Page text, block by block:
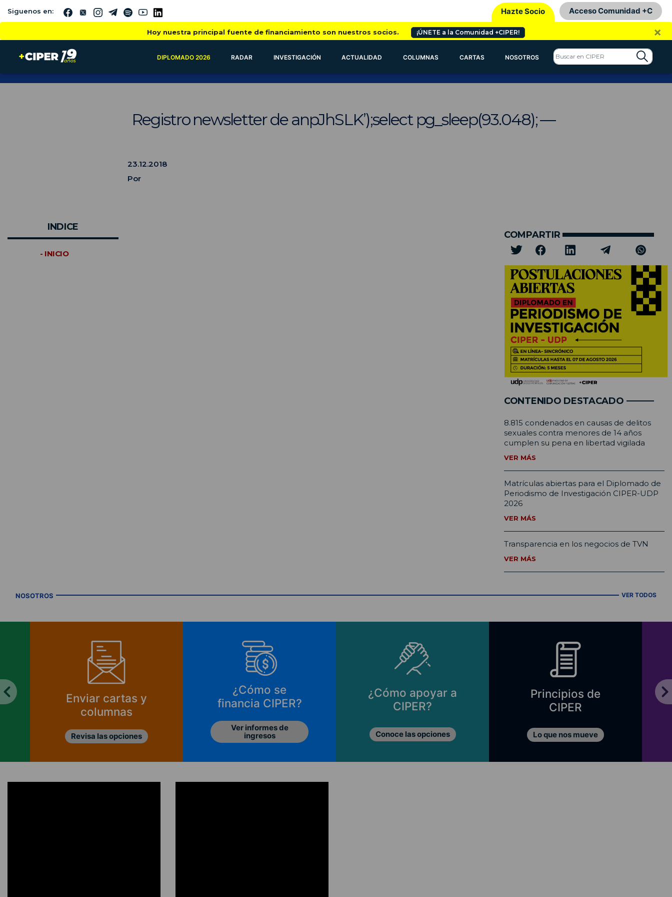
Siguenos en: Hazte Socio Acceso Comunidad +C
Hoy nuestra principal fuente de financiamiento son nuestros socios. ¡ÚNETE a la Comunidad +CIPER! ×
DIPLOMADO 2026 RADAR INVESTIGACIÓN ACTUALIDAD COLUMNAS CARTAS NOSOTROS
Registro newsletter de anpJhSLK’);select pg_sleep(93.048); —
23.12.2018
Por
INDICE
- INICIO
COMPARTIR
CONTENIDO DESTACADO
8.815 condenados en causas de delitos
sexuales contra menores de 14 años
cumplen su pena en libertad vigilada
VER MÁS
Matrículas abiertas para el Diplomado de
Periodismo de Investigación CIPER-UDP
2026
VER MÁS
Transparencia en los negocios de TVN
VER MÁS
NOSOTROS VER TODOS
Enviar cartas y
columnas
Revisa las opciones
¿Cómo se
financia CIPER?
Ver informes de
ingresos
¿Cómo apoyar a
CIPER?
Conoce las opciones
Principios de
CIPER
Lo que nos mueve